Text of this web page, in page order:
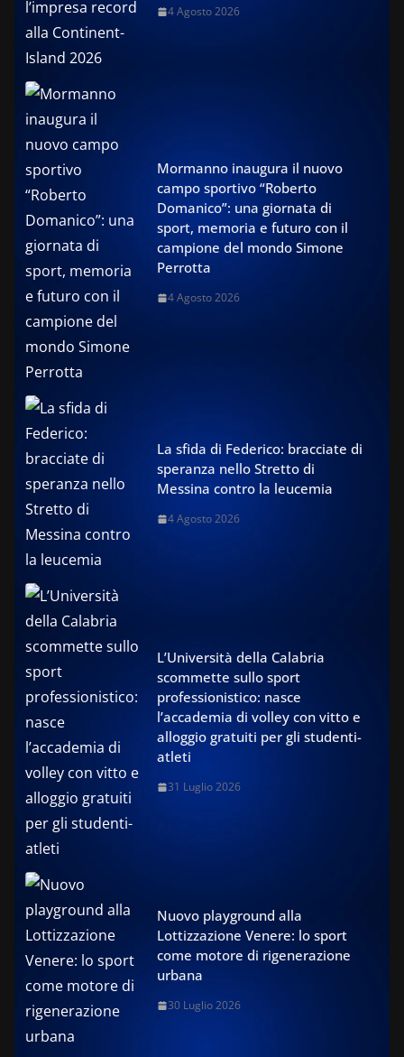
4 Agosto 2026
Mormanno inaugura il nuovo
campo sportivo “Roberto
Domanico”: una giornata di
sport, memoria e futuro con il
campione del mondo Simone
Perrotta
4 Agosto 2026
La sfida di Federico: bracciate di
speranza nello Stretto di
Messina contro la leucemia
4 Agosto 2026
L’Università della Calabria
scommette sullo sport
professionistico: nasce
l’accademia di volley con vitto e
alloggio gratuiti per gli studenti-
atleti
31 Luglio 2026
Nuovo playground alla
Lottizzazione Venere: lo sport
come motore di rigenerazione
urbana
30 Luglio 2026